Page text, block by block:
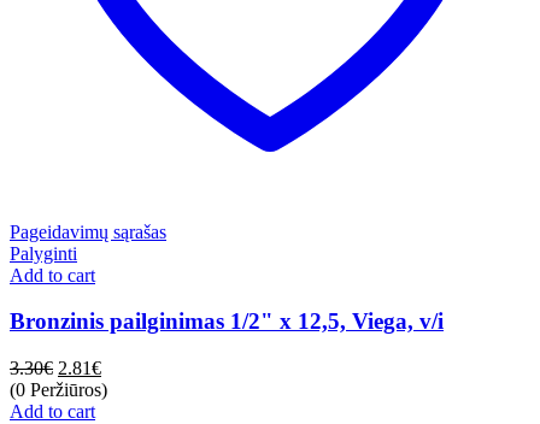
Pageidavimų sąrašas
Palyginti
Add to cart
Bronzinis pailginimas 1/2" x 12,5, Viega, v/i
3.30€ 2.81€
(0 Peržiūros)
Add to cart